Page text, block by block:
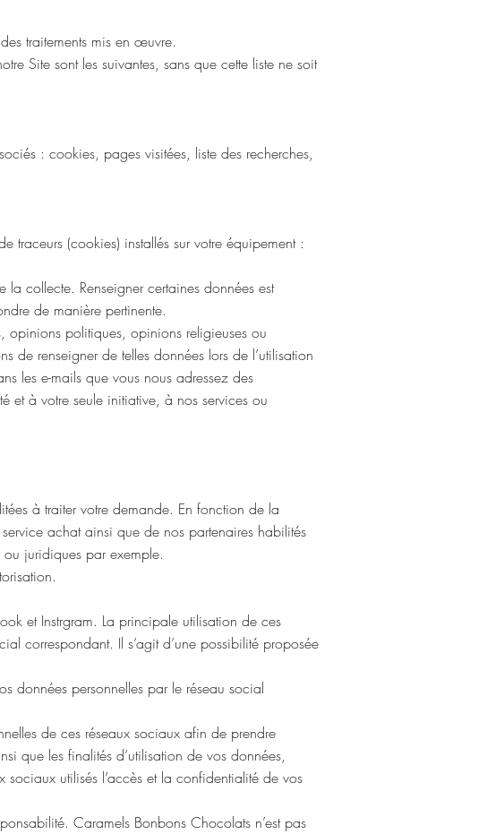
traitements mis en œuvre.
Site sont les suivantes, sans que cette liste ne soit
: cookies, pages visitées, liste des recherches,
traceurs (cookies) installés sur votre équipement :
collecte. Renseigner certaines données est
de manière pertinente.
opinions politiques, opinions religieuses ou
de renseigner de telles données lors de l’utilisation
les e-mails que vous nous adressez des
et à votre seule initiative, à nos services ou
à traiter votre demande. En fonction de la
achat ainsi que de nos partenaires habilités
ou juridiques par exemple.
et Instrgram. La principale utilisation de ces
correspondant. Il s’agit d’une possibilité proposée
données personnelles par le réseau social
de ces réseaux sociaux afin de prendre
que les finalités d’utilisation de vos données,
sociaux utilisés l’accès et la confidentialité de vos
Caramels Bonbons Chocolats n’est pas